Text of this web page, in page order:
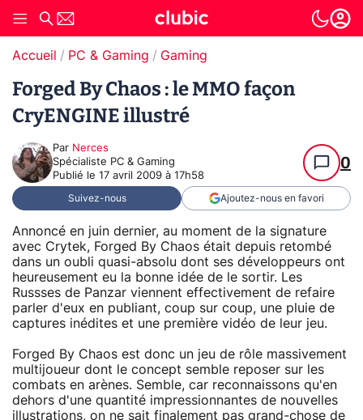
Accueil PC & Gaming Gaming
Forged By Chaos : le MMO façon
CryENGINE illustré
Par Nerces
Spécialiste PC & Gaming
Publié le 17 avril 2009 à 17h58
0
Suivez-nous Ajoutez-nous en favori
Annoncé en juin dernier, au moment de la signature
avec Crytek, Forged By Chaos était depuis retombé
dans un oubli quasi-absolu dont ses développeurs ont
heureusement eu la bonne idée de le sortir. Les
Russses de Panzar viennent effectivement de refaire
parler d'eux en publiant, coup sur coup, une pluie de
captures inédites et une première vidéo de leur jeu.
Forged By Chaos est donc un jeu de rôle massivement
multijoueur dont le concept semble reposer sur les
combats en arènes. Semble, car reconnaissons qu'en
dehors d'une quantité impressionnantes de nouvelles
illustrations, on ne sait finalement pas grand-chose de